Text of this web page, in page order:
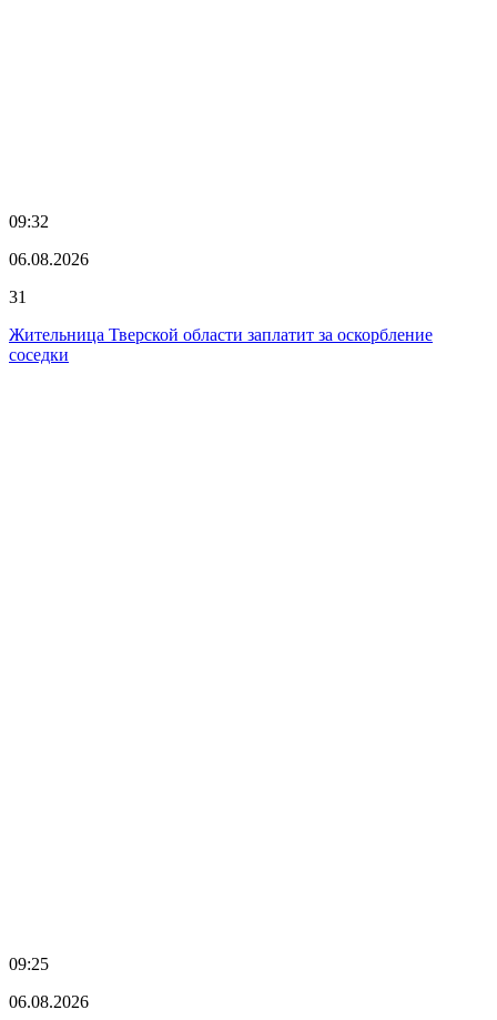
09:32
06.08.2026
31
Жительница Тверской области заплатит за оскорбление
соседки
09:25
06.08.2026